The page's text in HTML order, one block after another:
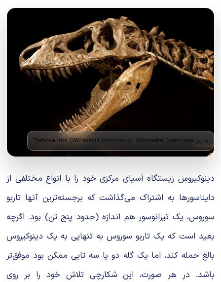
منبع: Tarbosaurus (Wikimedia Commons). Wikimedia Commons
دینوکیروس زیستگاه آسیای مرکزی خود را با انواع مختلفی از
دایناسورها به اشتراک می‌گذاشت که برجسته‌ترین آنها تاربو
سوروس، یک تیرانوسور هم اندازه (حدود پنج تن) بود. اگرچه
بعید است که یک تاربو سوروس به تنهایی به یک دینوکیروس
بالغ حمله کند، اما یک گله دو یا سه تایی ممکن بود موفق‌تر
باشد. در هر صورت، این شکارچی تلاش خود را بر روی